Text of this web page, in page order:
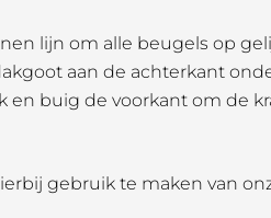
lijn om alle beugels op
aan de achterkant
en buig de voorkant om de
gebruik te maken van